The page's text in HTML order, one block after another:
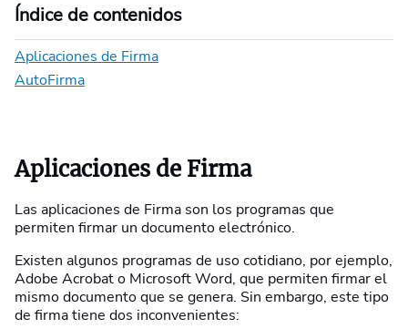
Índice de contenidos
Aplicaciones de Firma
AutoFirma
Aplicaciones de Firma
Las aplicaciones de Firma son los programas que
permiten firmar un documento electrónico.
Existen algunos programas de uso cotidiano, por ejemplo,
Adobe Acrobat o Microsoft Word, que permiten firmar el
mismo documento que se genera. Sin embargo, este tipo
de firma tiene dos inconvenientes: